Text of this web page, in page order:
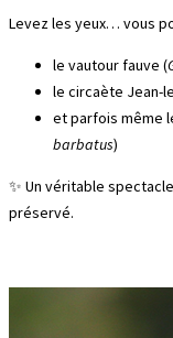
Levez les yeux… vous
le vautour fauve (
le circaète Jean-
et parfois même
barbatus)
✨ Un véritable
préservé.